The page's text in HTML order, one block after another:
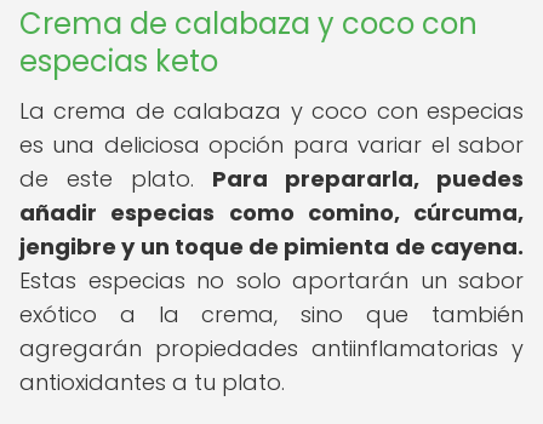
Crema de calabaza y coco con
especias keto
La crema de calabaza y coco con especias
es una deliciosa opción para variar el sabor
de este plato. Para prepararla, puedes
añadir especias como comino, cúrcuma,
jengibre y un toque de pimienta de cayena.
Estas especias no solo aportarán un sabor
exótico a la crema, sino que también
agregarán propiedades antiinflamatorias y
antioxidantes a tu plato.